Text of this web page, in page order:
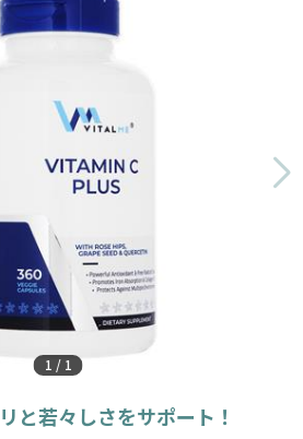
1 / 1
と若々しさをサポート！